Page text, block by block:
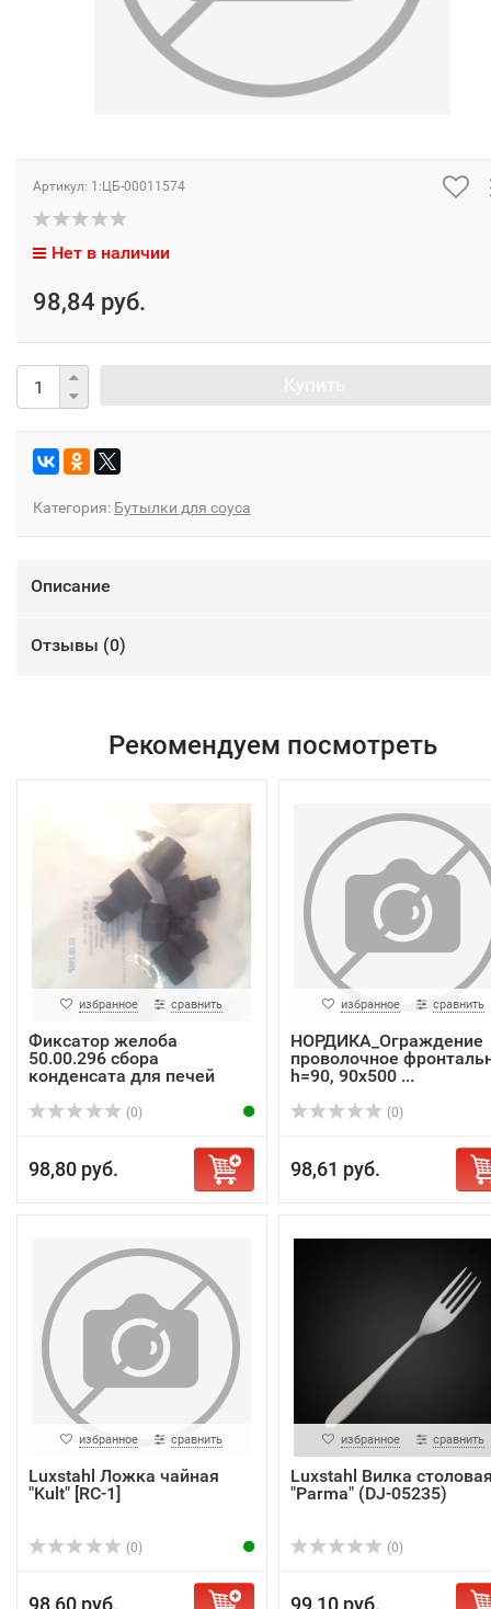
Артикул: 1:ЦБ-00011574
Нет в наличии
98,84 руб.
Категория: Бутылки для соуса
Описание
Отзывы (0)
Рекомендуем посмотреть
избранное сравнить
Фиксатор желоба
50.00.296 сбора
конденсата для печей
(0)
98,80 руб.
избранное сравнить
НОРДИКА_Ограждение
проволочное
h=90, 90х500 ...
(0)
98,61 руб.
избранное сравнить
Luxstahl Ложка чайная
"Kult" [RC-1]
(0)
98,60 руб.
избранное сравнить
Luxstahl Вилка
"Parma" (DJ-05235)
(0)
99,10 руб.